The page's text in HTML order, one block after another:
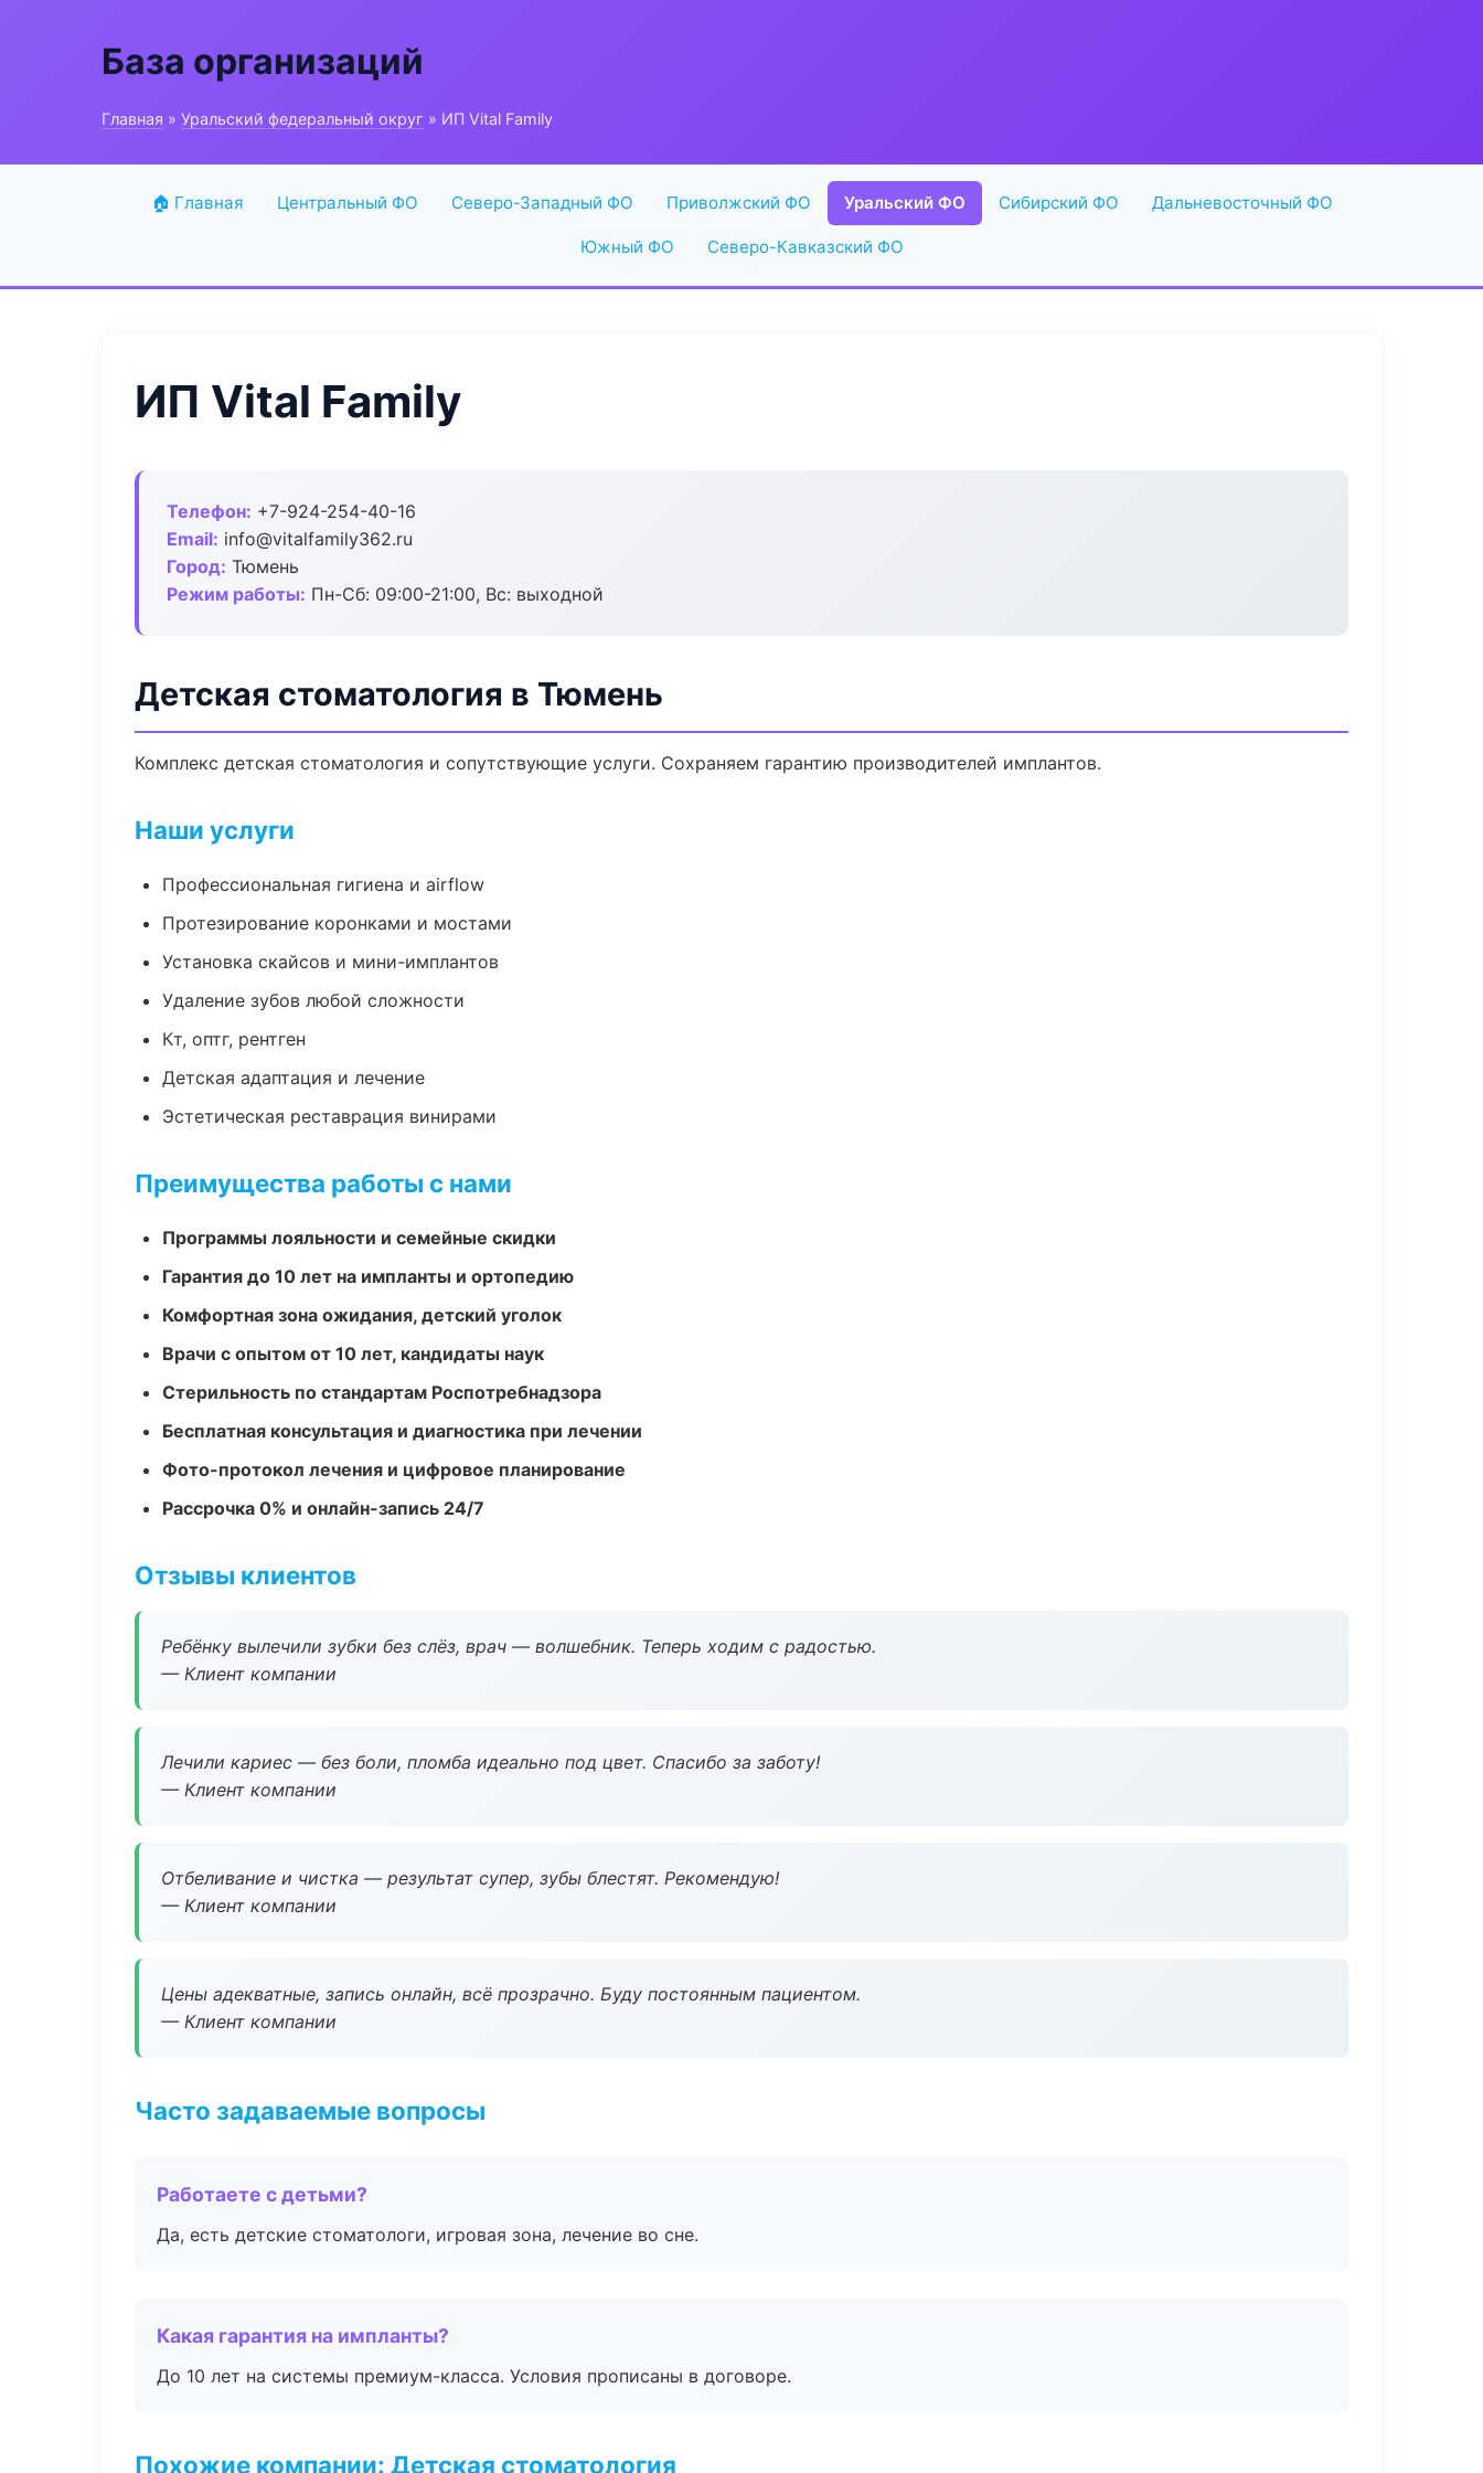
База организаций
Главная » Уральский федеральный округ » ИП Vital Family
🏠 Главная Центральный ФО Северо-Западный ФО Приволжский ФО Уральский ФО Сибирский ФО Дальневосточный ФО
Южный ФО Северо-Кавказский ФО
ИП Vital Family
Телефон: +7-924-254-40-16
Email: info@vitalfamily362.ru
Город: Тюмень
Режим работы: Пн-Сб: 09:00-21:00, Вс: выходной
Детская стоматология в Тюмень
Комплекс детская стоматология и сопутствующие услуги. Сохраняем гарантию производителей имплантов.
Наши услуги
Профессиональная гигиена и airflow
Протезирование коронками и мостами
Установка скайсов и мини-имплантов
Удаление зубов любой сложности
Кт, оптг, рентген
Детская адаптация и лечение
Эстетическая реставрация винирами
Преимущества работы с нами
Программы лояльности и семейные скидки
Гарантия до 10 лет на импланты и ортопедию
Комфортная зона ожидания, детский уголок
Врачи с опытом от 10 лет, кандидаты наук
Стерильность по стандартам Роспотребнадзора
Бесплатная консультация и диагностика при лечении
Фото-протокол лечения и цифровое планирование
Рассрочка 0% и онлайн-запись 24/7
Отзывы клиентов
Ребёнку вылечили зубки без слёз, врач — волшебник. Теперь ходим с радостью.
— Клиент компании
Лечили кариес — без боли, пломба идеально под цвет. Спасибо за заботу!
— Клиент компании
Отбеливание и чистка — результат супер, зубы блестят. Рекомендую!
— Клиент компании
Цены адекватные, запись онлайн, всё прозрачно. Буду постоянным пациентом.
— Клиент компании
Часто задаваемые вопросы
Работаете с детьми?
Да, есть детские стоматологи, игровая зона, лечение во сне.
Какая гарантия на импланты?
До 10 лет на системы премиум-класса. Условия прописаны в договоре.
Похожие компании: Детская стоматология